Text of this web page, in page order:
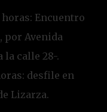
horas: Encuentro
por Avenida
la calle 28-.
desfile en
Lizarza.